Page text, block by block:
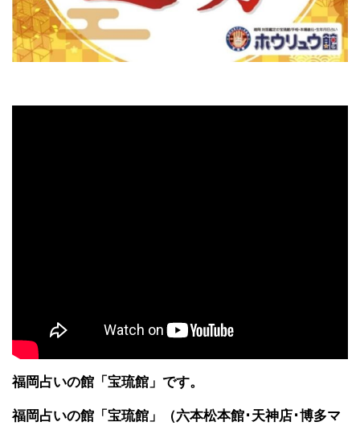
福岡占いの館「宝琉館」です。
福岡占いの館「宝琉館」（六本松本館･天神店･博多マ